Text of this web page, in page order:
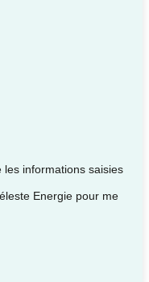
les informations saisies
Energie pour me